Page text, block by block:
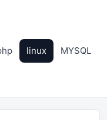
linux MYSQL